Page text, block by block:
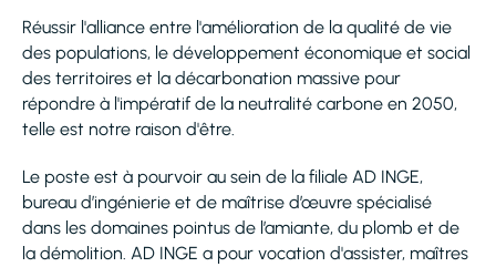
Réussir l'alliance entre l'amélioration de la qualité de vie
des populations, le développement économique et social
des territoires et la décarbonation massive pour
répondre à l'impératif de la neutralité carbone en 2050,
telle est notre raison d'être.
Le poste est à pourvoir au sein de la filiale AD INGE,
bureau d’ingénierie et de maîtrise d’œuvre spécialisé
dans les domaines pointus de l’amiante, du plomb et de
la démolition. AD INGE a pour vocation d'assister, maîtres